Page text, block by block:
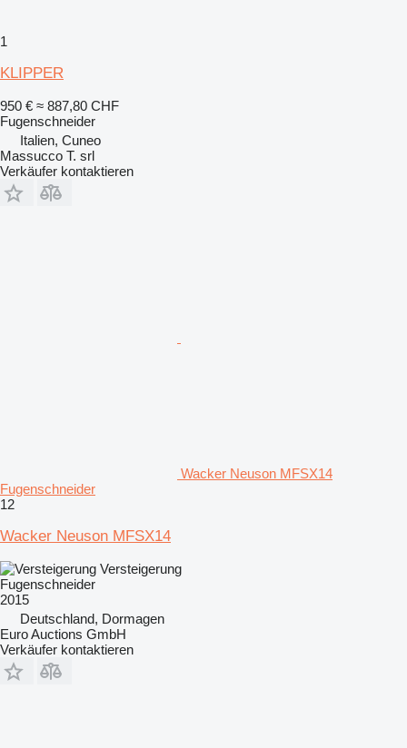
1
KLIPPER
950 € ≈ 887,80 CHF
Fugenschneider
Italien, Cuneo
Massucco T. srl
Verkäufer kontaktieren
Wacker Neuson MFSX14
Fugenschneider
12
Wacker Neuson MFSX14
Versteigerung
Fugenschneider
2015
Deutschland, Dormagen
Euro Auctions GmbH
Verkäufer kontaktieren